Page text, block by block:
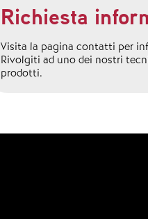
Richiesta
Visita la pagina contatti per
Rivolgiti ad uno dei nostri
prodotti.